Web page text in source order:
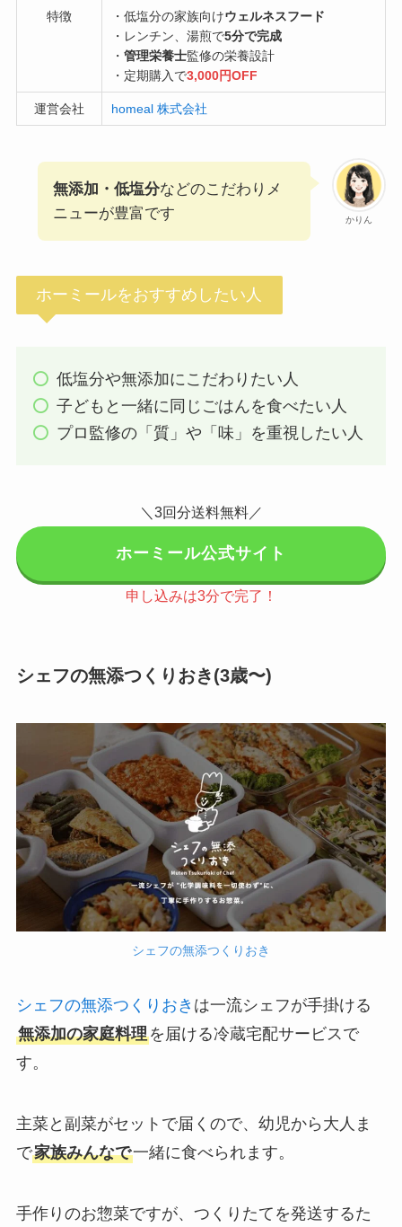
特徴 ・低塩分の家族向けウェルネスフード
・レンチン、湯煎で5分で完成
・管理栄養士監修の栄養設計
・定期購入で3,000円OFF
運営会社 homeal 株式会社
かりん
無添加・低塩分などのこだわりメ
ニューが豊富です
ホーミールをおすすめしたい人
低塩分や無添加にこだわりたい人
子どもと一緒に同じごはんを食べたい人
プロ監修の「質」や「味」を重視したい人
＼3回分送料無料／
ホーミール公式サイト
申し込みは3分で完了！
シェフの無添つくりおき(3歳〜)
シェフの無添つくりおき
シェフの無添つくりおき は一流シェフが手掛ける
無添加の家庭料理を届ける冷蔵宅配サービスで
す。
主菜と副菜がセットで届くので、幼児から大人ま
で家族みんなで一緒に食べられます。
手作りのお惣菜ですが、つくりたてを発送するた